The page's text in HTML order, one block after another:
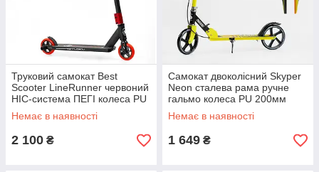
Труковий самокат Best
Scooter LineRunner червоний
HIC-система ПЕГІ колеса PU
110мм ширина керма 52 см
Немає в наявності
2 100 ₴
Самокат двоколісний Skyper
Neon сталева рама ручне
гальмо колеса PU 200мм
грипси гумові жовтий
Немає в наявності
1 649 ₴